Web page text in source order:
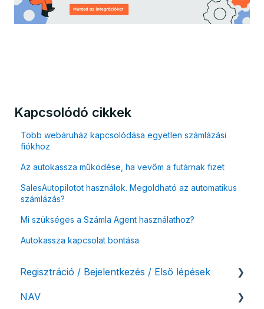
Kapcsolódó cikkek
Több webáruház kapcsolódása egyetlen számlázási
fiókhoz
Az autokassza működése, ha vevőm a futárnak fizet
SalesAutopilotot használok. Megoldható az automatikus
számlázás?
Mi szükséges a Számla Agent használathoz?
Autokassza kapcsolat bontása
Regisztráció / Bejelentkezés / Első lépések
Felhasználó beállításai
NAV